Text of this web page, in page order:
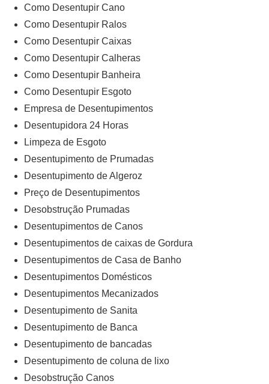
Como Desentupir Cano
Como Desentupir Ralos
Como Desentupir Caixas
Como Desentupir Calheras
Como Desentupir Banheira
Como Desentupir Esgoto
Empresa de Desentupimentos
Desentupidora 24 Horas
Limpeza de Esgoto
Desentupimento de Prumadas
Desentupimento de Algeroz
Preço de Desentupimentos
Desobstrução Prumadas
Desentupimentos de Canos
Desentupimentos de caixas de Gordura
Desentupimentos de Casa de Banho
Desentupimentos Domésticos
Desentupimentos Mecanizados
Desentupimento de Sanita
Desentupimento de Banca
Desentupimento de bancadas
Desentupimento de coluna de lixo
Desobstrução Canos